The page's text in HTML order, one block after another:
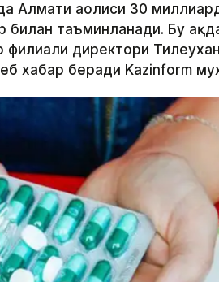
Алмати аҳолиси 30
таъминланади. Бу
филиали директори
хабар беради Kazinform